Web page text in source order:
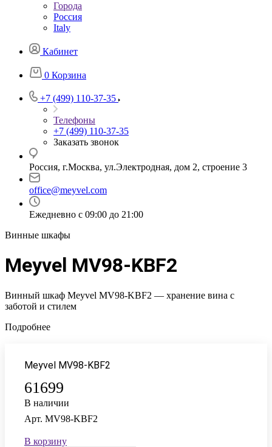
Города
Россия
Italy
Кабинет
0 Корзина
+7 (499) 110-37-35
Телефоны
+7 (499) 110-37-35
Заказать звонок
Россия, г.Москва, ул.Электродная, дом 2, строение 3
office@meyvel.com
Ежедневно с 09:00 до 21:00
Винные шкафы
Meyvel MV98-KBF2
Винный шкаф Meyvel MV98-KBF2 — хранение вина с
заботой и стилем
Подробнее
Meyvel MV98-KBF2
61699
В наличии
Арт. MV98-KBF2
В корзину